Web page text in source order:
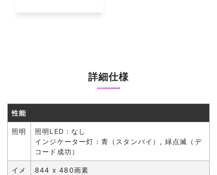
詳細仕様
性能
照明
照明LED：なし
インジケーター灯：青（スタンバイ）, 緑点滅（デ
コード成功）
イメ
844 x 480画素